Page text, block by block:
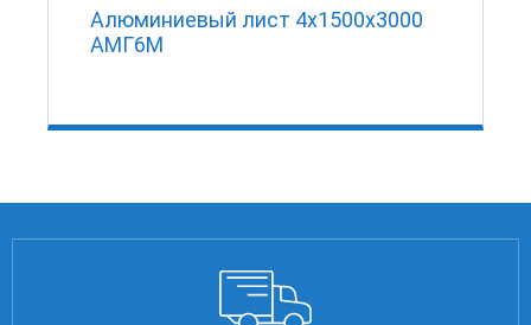
Алюминиевый лист 4х1500х3000
АМГ6М